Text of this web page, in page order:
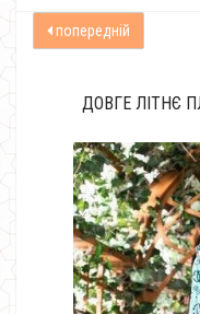
попередній
ДОВГЕ ЛІТНЄ